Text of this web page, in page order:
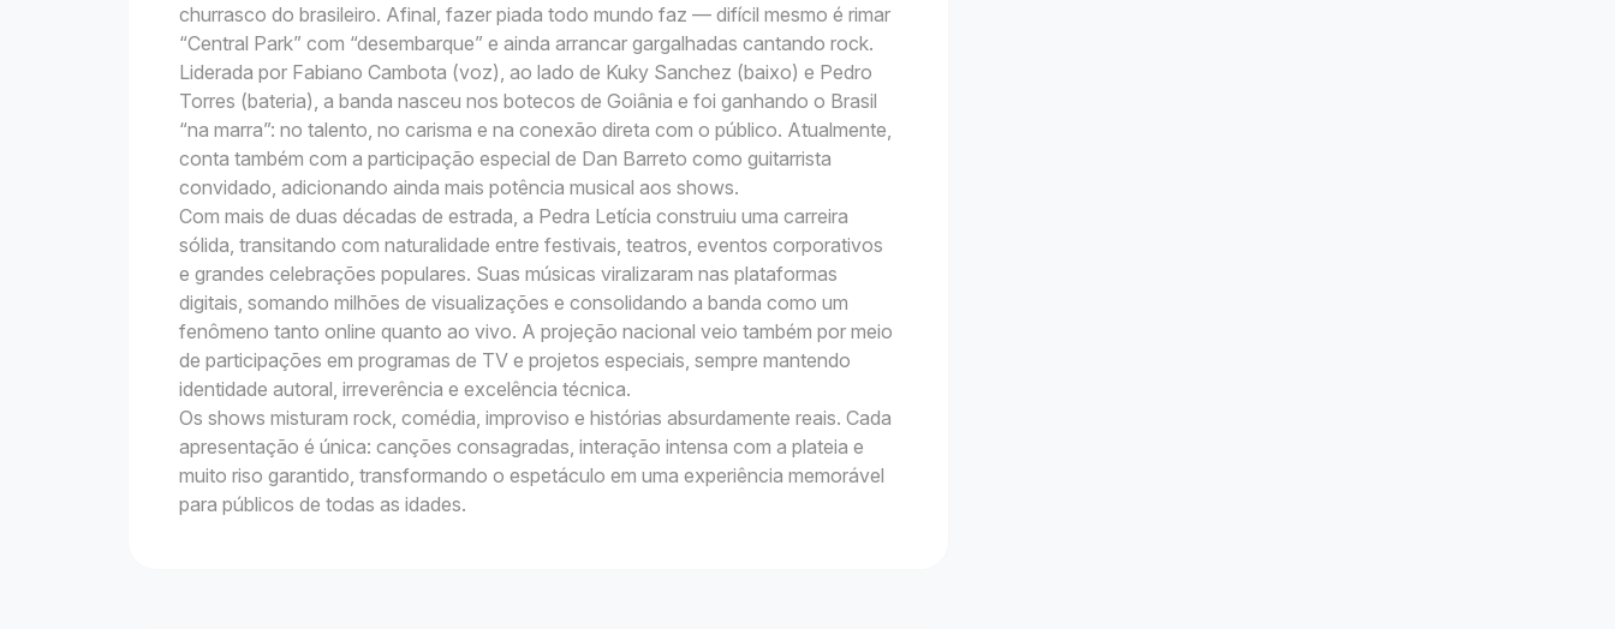
churrasco do brasileiro. Afinal, fazer piada todo mundo faz — difícil mesmo é rimar
“Central Park” com “desembarque” e ainda arrancar gargalhadas cantando rock.
Liderada por Fabiano Cambota (voz), ao lado de Kuky Sanchez (baixo) e Pedro
Torres (bateria), a banda nasceu nos botecos de Goiânia e foi ganhando o Brasil
“na marra”: no talento, no carisma e na conexão direta com o público. Atualmente,
conta também com a participação especial de Dan Barreto como guitarrista
convidado, adicionando ainda mais potência musical aos shows.
Com mais de duas décadas de estrada, a Pedra Letícia construiu uma carreira
sólida, transitando com naturalidade entre festivais, teatros, eventos corporativos
e grandes celebrações populares. Suas músicas viralizaram nas plataformas
digitais, somando milhões de visualizações e consolidando a banda como um
fenômeno tanto online quanto ao vivo. A projeção nacional veio também por meio
de participações em programas de TV e projetos especiais, sempre mantendo
identidade autoral, irreverência e excelência técnica.
Os shows misturam rock, comédia, improviso e histórias absurdamente reais. Cada
apresentação é única: canções consagradas, interação intensa com a plateia e
muito riso garantido, transformando o espetáculo em uma experiência memorável
para públicos de todas as idades.